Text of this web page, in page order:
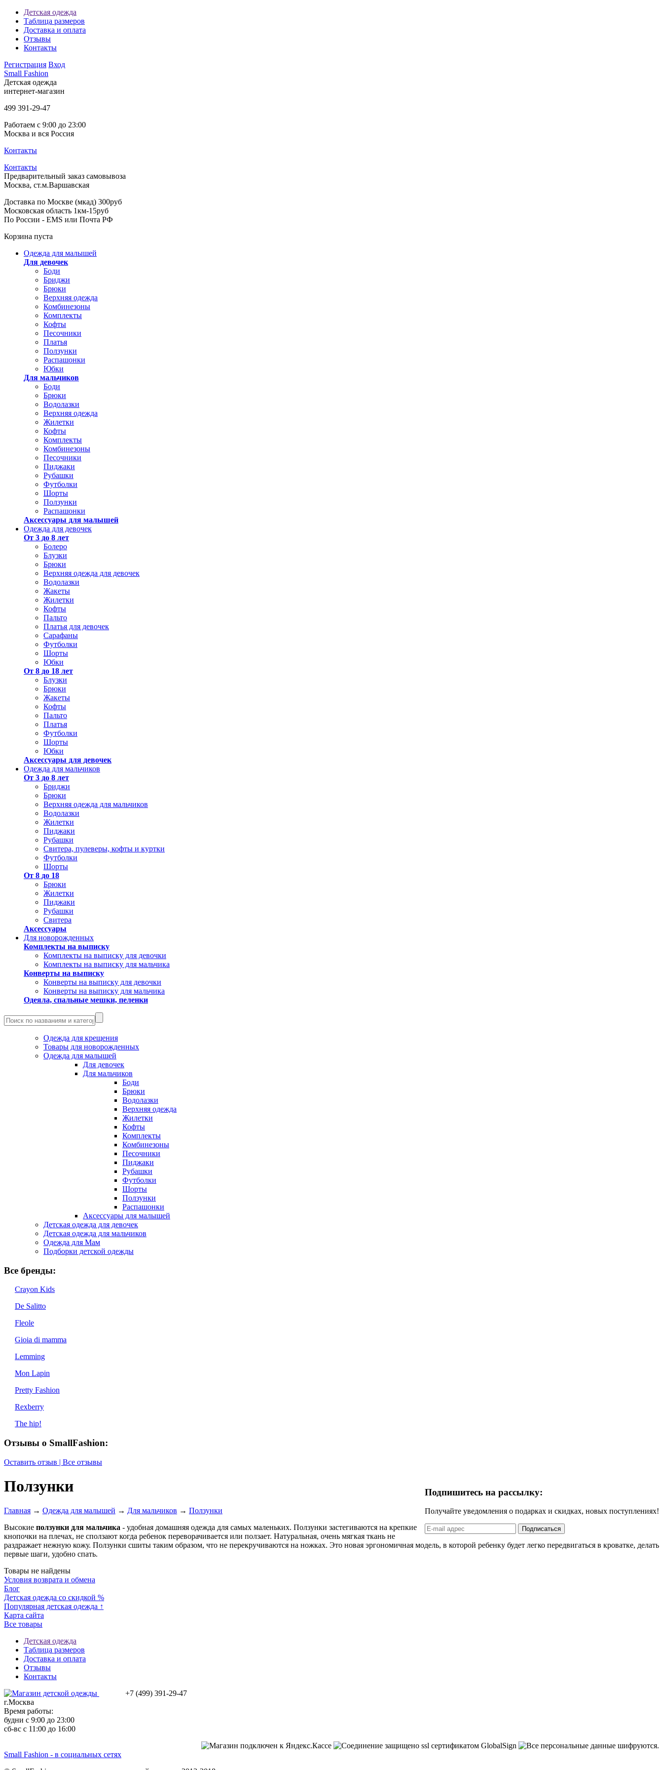
Детская одежда
Таблица размеров
Доставка и оплата
Отзывы
Контакты
Регистрация Вход
Small Fashion
Детская одежда
интернет-магазин
499 391-29-47
Работаем с 9:00 до 23:00
Москва и вся Россия
Контакты
Контакты
Предварительный заказ самовывоза
Москва, ст.м.Варшавская
Доставка по Москве (мкад) 300руб
Московская область 1км-15руб
По России - EMS или Почта РФ
Корзина пуста
Одежда для малышей
Для девочек
Боди
Бриджи
Брюки
Верхняя одежда
Комбинезоны
Комплекты
Кофты
Песочники
Платья
Ползунки
Распашонки
Юбки
Для мальчиков
Боди
Брюки
Водолазки
Верхняя одежда
Жилетки
Кофты
Комплекты
Комбинезоны
Песочники
Пиджаки
Рубашки
Футболки
Шорты
Ползунки
Распашонки
Аксессуары для малышей
Одежда для девочек
От 3 до 8 лет
Болеро
Блузки
Брюки
Верхняя одежда для девочек
Водолазки
Жакеты
Жилетки
Кофты
Пальто
Платья для девочек
Сарафаны
Футболки
Шорты
Юбки
От 8 до 18 лет
Блузки
Брюки
Жакеты
Кофты
Пальто
Платья
Футболки
Шорты
Юбки
Аксессуары для девочек
Одежда для мальчиков
От 3 до 8 лет
Бриджи
Брюки
Верхняя одежда для мальчиков
Водолазки
Жилетки
Пиджаки
Рубашки
Свитера, пулеверы, кофты и куртки
Футболки
Шорты
От 8 до 18
Брюки
Жилетки
Пиджаки
Рубашки
Свитера
Аксессуары
Для новорожденных
Комплекты на выписку
Комплекты на выписку для девочки
Комплекты на выписку для мальчика
Конверты на выписку
Конверты на выписку для девочки
Конверты на выписку для мальчика
Одеяла, спальные мешки, пеленки
Одежда для крещения
Товары для новорожденных
Одежда для малышей
Для девочек
Для мальчиков
Боди
Брюки
Водолазки
Верхняя одежда
Жилетки
Кофты
Комплекты
Комбинезоны
Песочники
Пиджаки
Рубашки
Футболки
Шорты
Ползунки
Распашонки
Аксессуары для малышей
Детская одежда для девочек
Детская одежда для мальчиков
Одежда для Мам
Подборки детской одежды
Все бренды:
Crayon Kids
De Salitto
Fleole
Gioia di mamma
Lemming
Mon Lapin
Pretty Fashion
Rexberry
The hip!
Отзывы о SmallFashion:
Оставить отзыв | Все отзывы
Подпишитесь на рассылку:
Получайте уведомления о подарках и скидках, новых поступлениях!
Ползунки
Главная → Одежда для малышей → Для мальчиков → Ползунки
Высокие ползунки для мальчика - удобная домашняя одежда для самых маленьких. Ползунки застегиваются на крепкие
кнопочки на плечах, не сползают когда ребенок переворачивается или ползает. Натуральная, очень мягкая ткань не
раздражает нежную кожу. Ползунки сшиты таким образом, что не перекручиваются на ножках. Это новая эргономичная модель, в которой ребенку будет легко передвигаться в кроватке, делать
первые шаги, удобно спать.
Товары не найдены
Условия возврата и обмена
Блог
Детская одежда со скидкой %
Популярная детская одежда ↑
Карта сайта
Все товары
Детская одежда
Таблица размеров
Доставка и оплата
Отзывы
Контакты
+7 (499) 391-29-47
г.Москва
Время работы:
будни с 9:00 до 23:00
сб-вс с 11:00 до 16:00
Small Fashion - в социальных сетях